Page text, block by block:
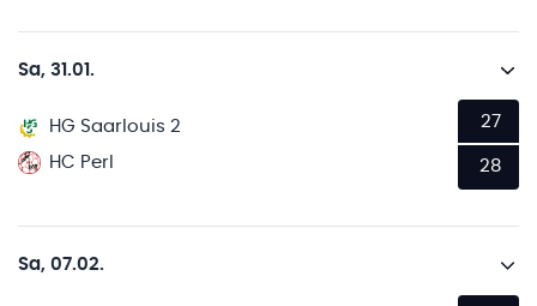
Sa, 31.01.
HG Saarlouis 2
HC Perl
27
28
Sa, 07.02.